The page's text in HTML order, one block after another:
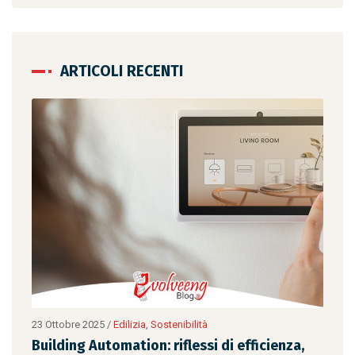
ARTICOLI RECENTI
23 Ottobre 2025 / Edilizia Sostenibilità
Building Automation: riflessi di efficienza,